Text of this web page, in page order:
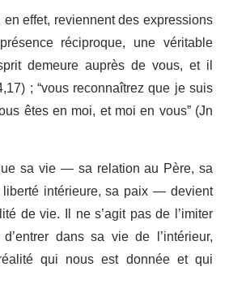
effet, reviennent des expressions
réciproque, une véritable
demeure auprès de vous, et il
; “vous reconnaîtrez que je suis
êtes en moi, et moi en vous” (Jn
sa vie — sa relation au Père, sa
liberté intérieure, sa paix — devient
de vie. Il ne s’agit pas de l’imiter
dans sa vie de l’intérieur,
qui nous est donnée et qui